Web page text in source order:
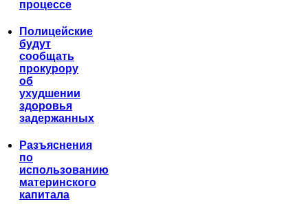
процессе
Полицейские
будут
сообщать
прокурору
об
ухудшении
здоровья
задержанных
Разъяснения
по
использованию
материнского
капитала